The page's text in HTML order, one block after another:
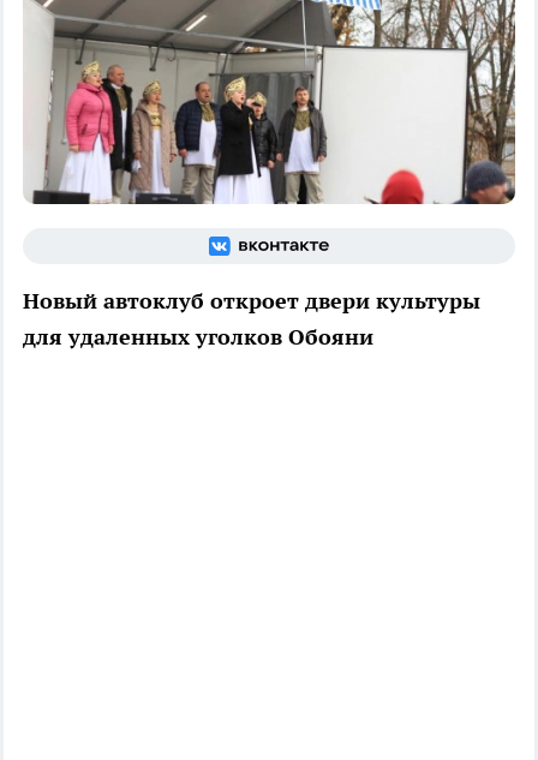
Новый автоклуб откроет двери культуры
для удаленных уголков Обояни